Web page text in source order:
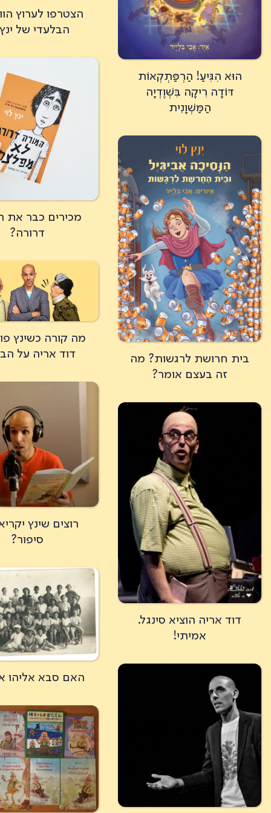
הוּא הִגִּיעַ! הַרְפַּתְקְאוֹת
דּוֹדָה רִיקָה בִּשְׁוֶדְיָה
הַמַּשְׁוָנִית
הצטרפו לערוץ
הבלעדי של ינץ
מכירים כבר את
דרורה?
בית חרושת לרגשות? מה
זה בעצם אומר?
מה קורה כשינץ
דוד אריה על
רוצים שינץ
סיפור?
דוד אריה הוציא סינגל.
אמיתי!
האם סבא אליהו